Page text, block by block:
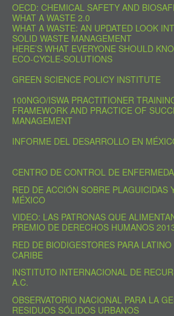
OECD: CHEMICAL SAFETY AND
WHAT A WASTE 2.0
WHAT A WASTE: AN UPDATED LOOK
SOLID WASTE MANAGEMENT
HERE’S WHAT EVERYONE SHOULD
ECO-CYCLE-SOLUTIONS
GREEN SCIENCE POLICY INSTITUTE
100NGO/ISWA PRACTITIONER
FRAMEWORK AND PRACTICE OF
MANAGEMENT
INFORME DEL DESARROLLO EN
CENTRO DE CONTROL DE
RED DE ACCIÓN SOBRE PLAGUICIDAS
MÉXICO
VIDEO: LAS PATRONAS QUE
PREMIO DE DERECHOS HUMANOS
RED DE BIODIGESTORES PARA LATINO
CARIBE
INSTITUTO INTERNACIONAL DE
A.C.
OBSERVATORIO NACIONAL PARA LA
RESIDUOS SÓLIDOS URBANOS